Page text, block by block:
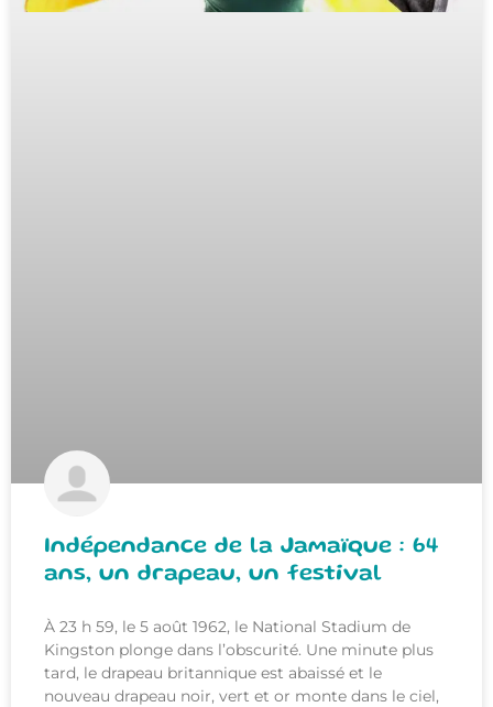
Indépendance de la Jamaïque : 64
ans, un drapeau, un festival
À 23 h 59, le 5 août 1962, le National Stadium de
Kingston plonge dans l’obscurité. Une minute plus
tard, le drapeau britannique est abaissé et le
nouveau drapeau noir, vert et or monte dans le ciel,